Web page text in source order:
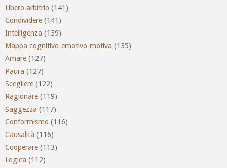
Libero arbitrio (141)
Condividere (141)
Intelligenza (139)
Mappa cognitivo-emotivo-motiva (135)
Amare (127)
Paura (127)
Scegliere (122)
Ragionare (119)
Saggezza (117)
Conformismo (116)
Causalità (116)
Cooperare (113)
Logica (112)